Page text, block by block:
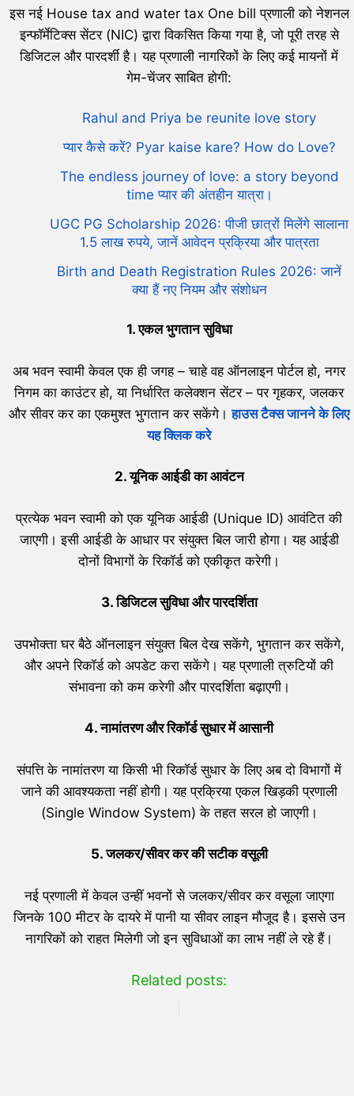
इस नई House tax and water tax One bill प्रणाली को नेशनल
इन्फॉर्मेटिक्स सेंटर (NIC) द्वारा विकसित किया गया है, जो पूरी तरह से
डिजिटल और पारदर्शी है। यह प्रणाली नागरिकों के लिए कई मायनों में
गेम-चेंजर साबित होगी:
Rahul and Priya be reunite love story
प्यार कैसे करें? Pyar kaise kare? How do Love?
The endless journey of love: a story beyond
time प्यार की अंतहीन यात्रा।
UGC PG Scholarship 2026: पीजी छात्रों मिलेंगे सालाना
1.5 लाख रुपये, जानें आवेदन प्रक्रिया और पात्रता
Birth and Death Registration Rules 2026: जानें
क्या हैं नए नियम और संशोधन
1.एकल भुगतान सुविधा
अब भवन स्वामी केवल एक ही जगह – चाहे वह ऑनलाइन पोर्टल हो, नगर
निगम का काउंटर हो, या निर्धारित कलेक्शन सेंटर – पर गृहकर, जलकर
और सीवर कर का एकमुश्त भुगतान कर सकेंगे।हाउस टैक्स जानने के लिए
यह क्लिक करे
2.यूनिक आईडी का आवंटन
प्रत्येक भवन स्वामी को एक यूनिक आईडी (Unique ID) आवंटित की
जाएगी। इसी आईडी के आधार पर संयुक्त बिल जारी होगा। यह आईडी
दोनों विभागों के रिकॉर्ड को एकीकृत करेगी।
3.डिजिटल सुविधा और पारदर्शिता
उपभोक्ता घर बैठे ऑनलाइन संयुक्त बिल देख सकेंगे, भुगतान कर सकेंगे,
और अपने रिकॉर्ड को अपडेट करा सकेंगे। यह प्रणाली त्रुटियों की
संभावना को कम करेगी और पारदर्शिता बढ़ाएगी।
4.नामांतरण और रिकॉर्ड सुधार में आसानी
संपत्ति के नामांतरण या किसी भी रिकॉर्ड सुधार के लिए अब दो विभागों में
जाने की आवश्यकता नहीं होगी। यह प्रक्रिया एकल खिड़की प्रणाली
(Single Window System) के तहत सरल हो जाएगी।
5.जलकर/सीवर कर की सटीक वसूली
नई प्रणाली में केवल उन्हीं भवनों से जलकर/सीवर कर वसूला जाएगा
जिनके 100 मीटर के दायरे में पानी या सीवर लाइन मौजूद है। इससे उन
नागरिकों को राहत मिलेगी जो इन सुविधाओं का लाभ नहीं ले रहे हैं।
Related posts: